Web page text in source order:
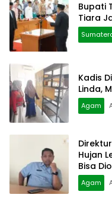
Bupati
Tiara
Kadis
Linda,
Agam
Hujan
Bisa
Agam